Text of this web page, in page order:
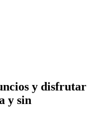
y disfrutar
y sin